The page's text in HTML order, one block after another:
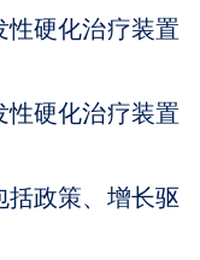
硬化治疗装置
硬化治疗装置
政策、增长驱